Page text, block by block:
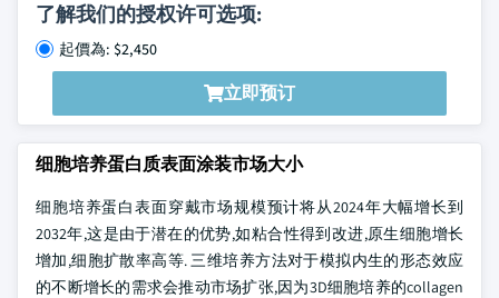
了解我们的授权许可选项:
起價為: $2,450
立即预订
细胞培养蛋白质表面涂装市场大小
细胞培养蛋白表面穿戴市场规模预计将从2024年大幅增长到
2032年,这是由于潜在的优势,如粘合性得到改进,原生细胞增长
增加,细胞扩散率高等. 三维培养方法对于模拟内生的形态效应
的不断增长的需求会推动市场扩张,因为3D细胞培养的collagen